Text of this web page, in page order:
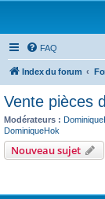
FAQ
Index du forum
Vente pièces
Modérateurs :
DominiqueHok
Nouveau sujet